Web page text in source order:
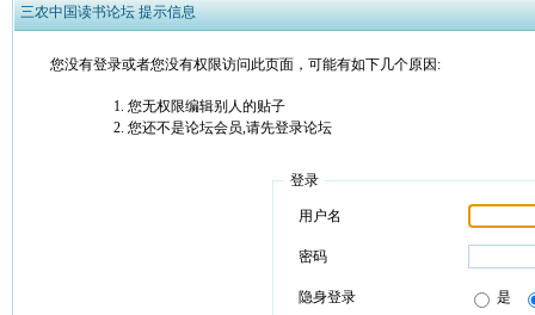
三农中国读书论坛 提示信息
您没有登录或者您没有权限访问此页面，可能有如下几个原因:
您无权限编辑别人的贴子
您还不是论坛会员,请先登录论坛
登录
用户名
密码
隐身登录 是